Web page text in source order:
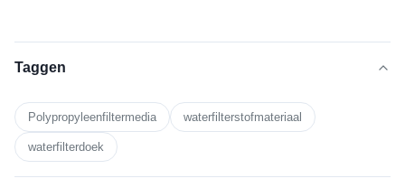
Taggen
Polypropyleenfiltermedia waterfilterstofmateriaal
waterfilterdoek